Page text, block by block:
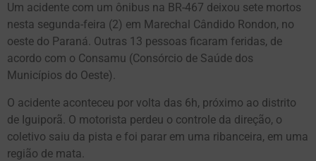
Um acidente com um ônibus na BR-467 deixou sete mortos
nesta segunda-feira (2) em Marechal Cândido Rondon, no
oeste do Paraná. Outras 13 pessoas ficaram feridas, de
acordo com o Consamu (Consórcio de Saúde dos
Municípios do Oeste).
O acidente aconteceu por volta das 6h, próximo ao distrito
de Iguiporã. O motorista perdeu o controle da direção, o
coletivo saiu da pista e foi parar em uma ribanceira, em uma
região de mata.